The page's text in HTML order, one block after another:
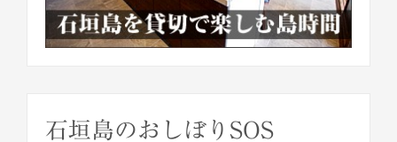
石垣島のおしぼりSOS